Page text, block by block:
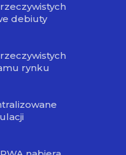
debiuty
rynku